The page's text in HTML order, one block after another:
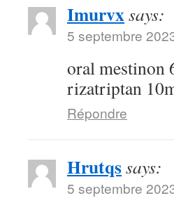
Imurvxsays:
5 septembre
oral mestinon
rizatriptan
Répondre
Hrutqssays:
5 septembre